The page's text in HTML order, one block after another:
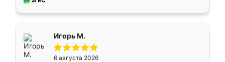
Игорь М.
6 августа 2026